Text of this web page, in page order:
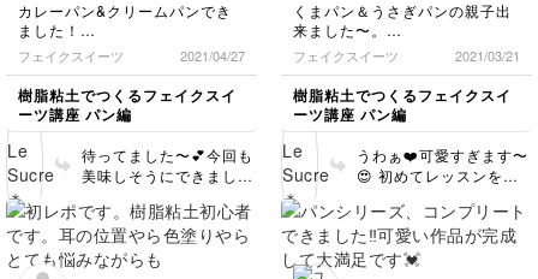
ませんが、端っこが浮いてる感
じになりちょっと気になりまし
た。
今回も楽しくレッスンができま
した‼️
り、丁寧にやりすぎない
なると思います。本物の
パンだって、焼きムラが
あったり、少し焦げてい
たり、形が歪んでいた
り・・・と一つ一つ個体
差がありますよね😊 美
味しい味を想像しながら
楽しく作ることが1番で
す♪ アーモンドも全く気
になりませんよ😊あれで
OKです💕 作ってくださ
置きしておくて良いと思
います😊❤️ このミント
たちをスイーツの上に飾
るのが楽しみですね♪ 可
愛く作ってくださってあ
りがとうございました😊
カレーパン&クリームパンでき
ました！
とても楽しく作れましたので、
また他の作品にもチャレンジし
たいと思います〜。ありがとう
ございました。
フェイクスイーツ 2021/04/27
樹脂粘土でつくるフェイクスイ
ーツ講座 パン編
待ってました〜💕今回も
美味しそうにできました
クサクっとした感じがよ
く表現できてます💯 ク
リームパンも、ぽってり
くまパン＆うさぎパンの親子出
来ました〜。
お顔を書くのが難しかったで
す。
ミニチュアのレッスンは初めて
ですが、とても楽しかったので
他のレッスンにもチャレンジし
てみたいと思います。ありがと
うございました〜。
フェイクスイーツ 2021/03/21
樹脂粘土でつくるフェイクスイ
ーツ講座 パン編
うわぁ❤️可愛すぎます〜
😍 初めてレッスンを受
ね！ありがとうございま
す😊 成型も着色も本当
にお上手でびっくりしま